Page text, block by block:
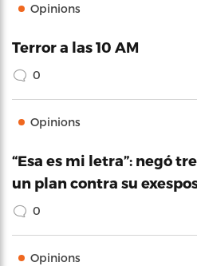
Opinions
Terror a las 10 AM
0
Opinions
“Esa es mi letra”: negó
un plan contra su
0
Opinions